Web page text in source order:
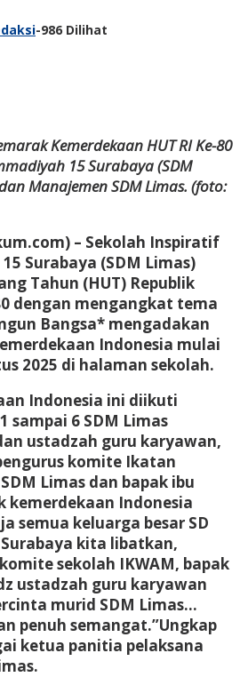
-986 Dilihat
Kemerdekaan HUT RI Ke-80
15 Surabaya (SDM
Manajemen SDM Limas. (foto:
– Sekolah Inspiratif
Surabaya (SDM Limas)
Tahun (HUT) Republik
dengan mengangkat tema
Bangsa* mengadakan
Indonesia mulai
2025 di halaman sekolah.
Indonesia ini diikuti
sampai 6 SDM Limas
ustadzah guru karyawan,
komite Ikatan
Limas dan bapak ibu
kemerdekaan Indonesia
semua keluarga besar SD
kita libatkan,
sekolah IKWAM, bapak
ustadzah guru karyawan
murid SDM Limas…
penuh semangat.”Ungkap
ketua panitia pelaksana